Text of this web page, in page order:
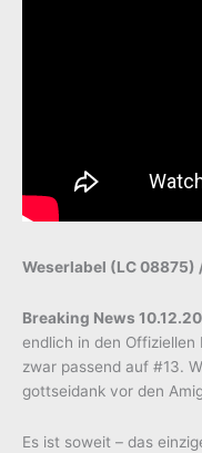
Weserlabel (LC 08875)
Breaking News
endlich in den
zwar passend auf #13.
gottseidank vor den
Es ist soweit – das